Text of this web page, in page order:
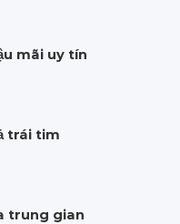
mãi uy tín
trái tim
trung gian